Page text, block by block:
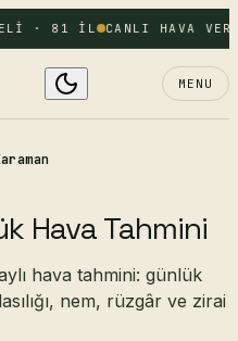
· 81 IL CANLI HAVA
MENU
Hava Tahmini
hava tahmini: günlük
nem, rüzgâr ve zirai